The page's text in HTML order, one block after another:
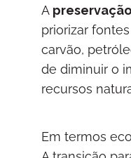
A
priorizar
carvão,
de diminuir o
recursos
Em termos